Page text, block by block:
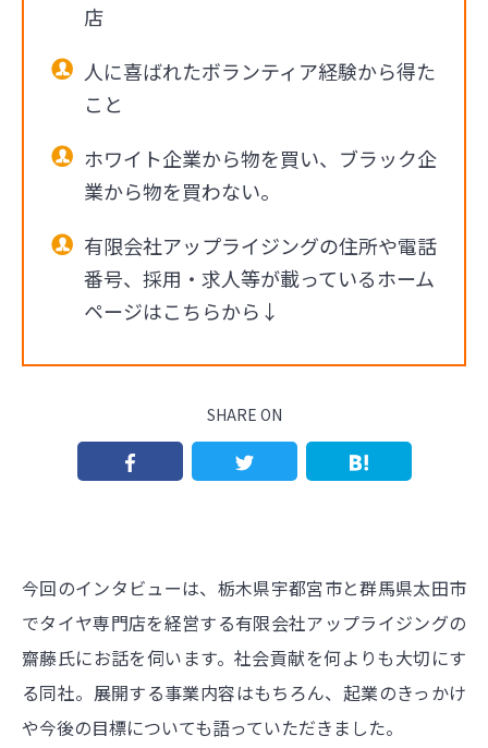
店
人に喜ばれたボランティア経験から得た
こと
ホワイト企業から物を買い、ブラック企
業から物を買わない。
有限会社アップライジングの住所や電話
番号、採用・求人等が載っているホーム
ページはこちらから↓
SHARE ON
今回のインタビューは、栃木県宇都宮市と群馬県太田市
でタイヤ専門店を経営する有限会社アップライジングの
齋藤氏にお話を伺います。社会貢献を何よりも大切にす
る同社。展開する事業内容はもちろん、起業のきっかけ
や今後の目標についても語っていただきました。